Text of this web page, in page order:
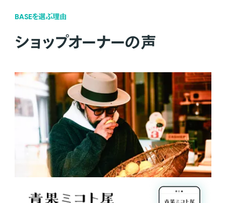
BASEを選ぶ理由
ショップオーナーの声